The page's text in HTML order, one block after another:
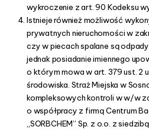
wykroczenie z art. 90 Kodeksu
Istnieje również możliwość
prywatnych nieruchomości w
czy w piecach spalane są
jednak posiadanie imiennego
o którym mowa w art. 379 ust. 2
środowiska. Straż Miejska w
kompleksowych kontroli w w/w
o współpracy z firmą Centrum
„SORBCHEM” Sp. z o.o. z